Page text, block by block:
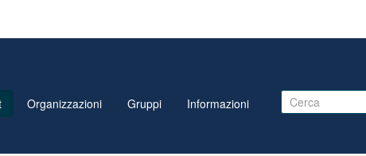
Organizzazioni Gruppi Informazioni